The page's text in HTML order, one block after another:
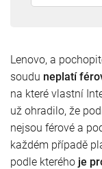
Lenovo, a
soudu neplatí
na které vlastní
už ohradilo, že
nejsou férové a
každém případě
podle kterého je